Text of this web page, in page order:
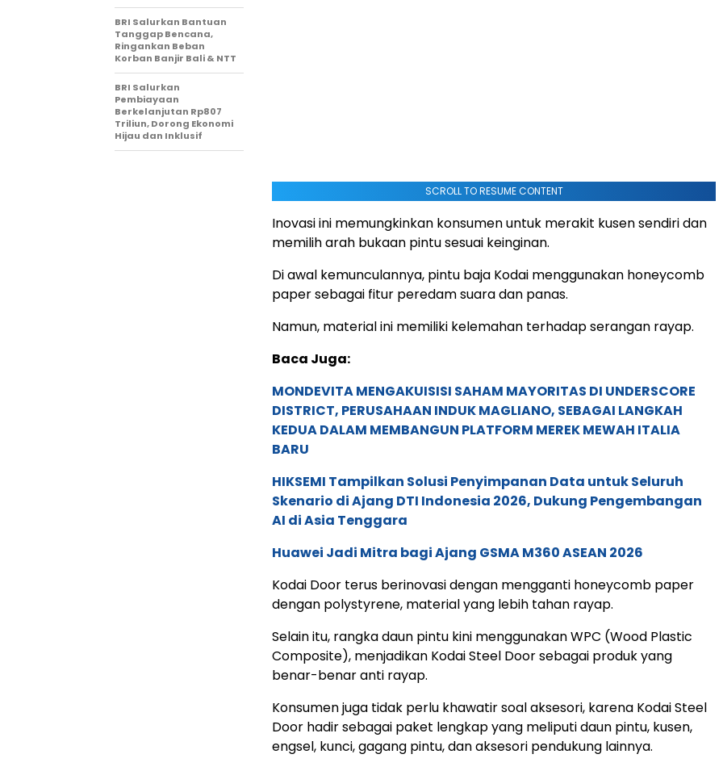
SCROLL TO RESUME CONTENT
Inovasi ini memungkinkan konsumen untuk merakit kusen sendiri dan
memilih arah bukaan pintu sesuai keinginan.
Di awal kemunculannya, pintu baja Kodai menggunakan honeycomb
paper sebagai fitur peredam suara dan panas.
Namun, material ini memiliki kelemahan terhadap serangan rayap.
Baca Juga:
MONDEVITA MENGAKUISISI SAHAM MAYORITAS DI UNDERSCORE
DISTRICT, PERUSAHAAN INDUK MAGLIANO, SEBAGAI LANGKAH
KEDUA DALAM MEMBANGUN PLATFORM MEREK MEWAH ITALIA
BARU
HIKSEMI Tampilkan Solusi Penyimpanan Data untuk Seluruh
Skenario di Ajang DTI Indonesia 2026, Dukung Pengembangan
AI di Asia Tenggara
Huawei Jadi Mitra bagi Ajang GSMA M360 ASEAN 2026
Kodai Door terus berinovasi dengan mengganti honeycomb paper
dengan polystyrene, material yang lebih tahan rayap.
Selain itu, rangka daun pintu kini menggunakan WPC (Wood Plastic
Composite), menjadikan Kodai Steel Door sebagai produk yang
benar-benar anti rayap.
Konsumen juga tidak perlu khawatir soal aksesori, karena Kodai Steel
Door hadir sebagai paket lengkap yang meliputi daun pintu, kusen,
engsel, kunci, gagang pintu, dan aksesori pendukung lainnya.
BRI Salurkan Bantuan
Tanggap Bencana,
Ringankan Beban
Korban Banjir Bali & NTT
BRI Salurkan
Pembiayaan
Berkelanjutan Rp807
Triliun, Dorong Ekonomi
Hijau dan Inklusif